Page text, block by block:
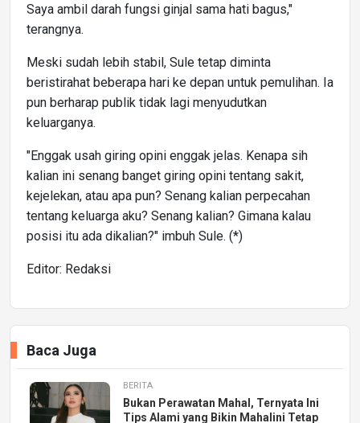
Saya ambil darah fungsi ginjal sama hati bagus,"
terangnya.
Meski sudah lebih stabil, Sule tetap diminta
beristirahat beberapa hari ke depan untuk pemulihan. Ia
pun berharap publik tidak lagi menyudutkan
keluarganya.
"Enggak usah giring opini enggak jelas. Kenapa sih
kalian ini senang banget giring opini tentang sakit,
kejelekan, atau apa pun? Senang kalian perpecahan
tentang keluarga aku? Senang kalian? Gimana kalau
posisi itu ada dikalian?" imbuh Sule. (*)
Editor: Redaksi
Baca Juga
BERITA
Bukan Perawatan Mahal, Ternyata Ini
Tips Alami yang Bikin Mahalini Tetap